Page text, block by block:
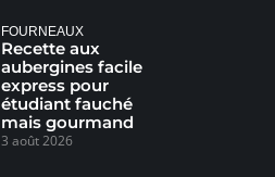
FOURNEAUX
Recette aux
aubergines facile
express pour
étudiant fauché
mais gourmand
3 août 2026